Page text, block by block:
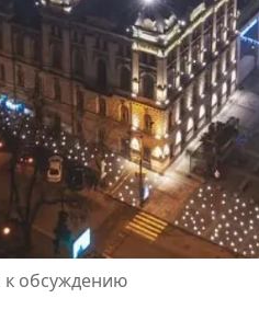
к обсуждению